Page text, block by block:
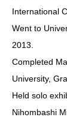
International
Went to
2013.
Completed
University,
Held solo
Nihombashi